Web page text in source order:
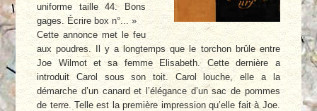
uniforme taille 44. Bons
gages. Écrire box n°... »
Cette annonce met le feu
aux poudres. Il y a longtemps que le torchon brûle entre
Joe Wilmot et sa femme Elisabeth. Cette dernière a
introduit Carol sous son toit. Carol louche, elle a la
démarche d’un canard et l’élégance d’un sac de pommes
de terre. Telle est la première impression qu’elle fait à Joe.